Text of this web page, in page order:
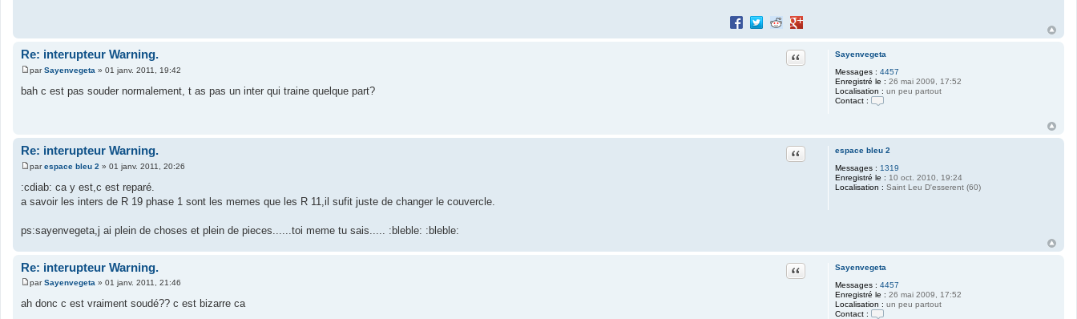
Partager sur Facebook
Partager sur Twitter
Partager sur Reddit
Partager sur Google+
Sayenvegeta
Messages : 4457
Enregistré le : 26 mai 2009, 17:52
Localisation : un peu partout
Contact :
t
a
t
e
r
g
t
a
Re: interupteur Warning. Citation
M
e
s
parSayenvegeta » 01 janv. 2011, 19:42
bah c est pas souder normalement, t as pas un inter qui traine quelque part?
espace bleu 2
Messages : 1319
Enregistré le : 10 oct. 2010, 19:24
Localisation : Saint Leu D'esserent (60)
Re: interupteur Warning. Citation
M
e
s
s
e
parespace bleu 2 » 01 janv. 2011, 20:26
:cdiab: ca y est,c est reparé.
a savoir les inters de R 19 phase 1 sont les memes que les R 11,il sufit juste de changer le couvercle.
ps:sayenvegeta,j ai plein de choses et plein de pieces......toi meme tu sais..... :bleble: :bleble:
Sayenvegeta
Messages : 4457
Enregistré le : 26 mai 2009, 17:52
Localisation : un peu partout
Contact :
Re: interupteur Warning. Citation
M
s
parSayenvegeta » 01 janv. 2011, 21:46
ah donc c est vraiment soudé?? c est bizarre ca